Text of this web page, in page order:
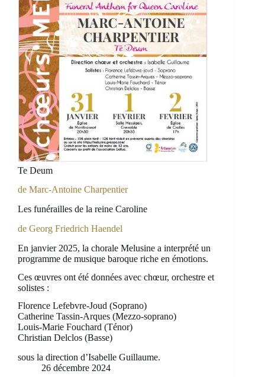
Te Deum
de Marc-Antoine Charpentier
Les funérailles de la reine Caroline
de Georg Friedrich Haendel
En janvier 2025, la chorale Melusine a interprété un
programme de musique baroque riche en émotions.
Ces œuvres ont été données avec chœur, orchestre et
solistes :
Florence Lefebvre-Joud (Soprano)
Catherine Tassin-Arques (Mezzo-soprano)
Louis-Marie Fouchard (Ténor)
Christian Delclos (Basse)
sous la direction d’Isabelle Guillaume.
26 décembre 2024